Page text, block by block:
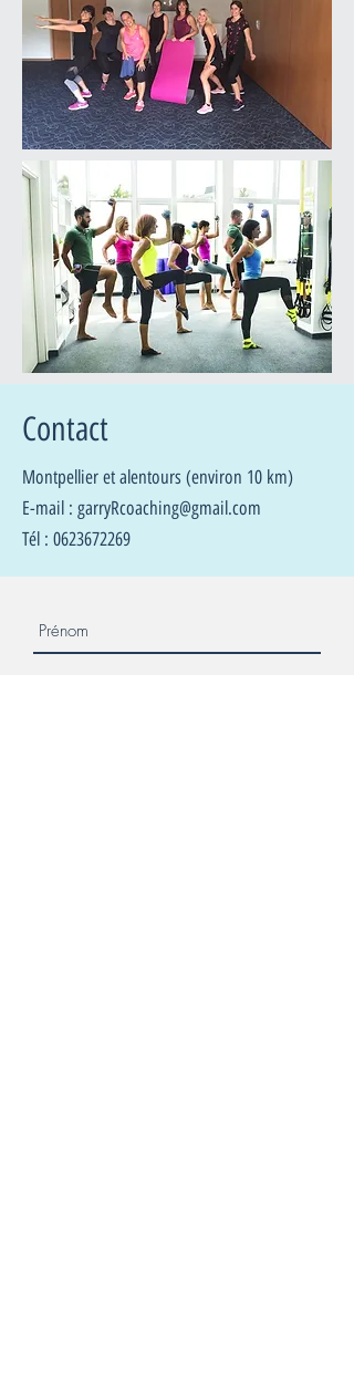
Contact
Montpellier et alentours (environ 10 km)
E-mail : garryRcoaching@gmail.com
Tél : 0623672269